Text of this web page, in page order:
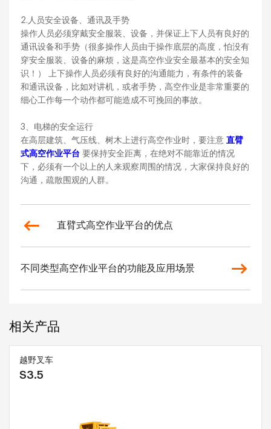
2.人员安全设备、通讯及手势
操作人员必须穿戴安全服装、设备，并保证上下人员有良好的
通讯设备和手势（很多操作人员由于操作底层的高度，怕没有
穿安全服装、设备的麻烦，这是高空作业安全最基本的安全知
识！） 上下操作人员必须有良好的沟通能力，有条件的装备
和通讯设备，比如对讲机，或者手势，高空作业是非常重要的
细心工作每一个动作都可能造成不可挽回的事故。
3、电梯的安全运行
在高层建筑、气压线、树木上进行高空作业时，要注意直臂
式高空作业平台 要保持安全距离，在绝对不能靠近的情况
下，必须有一个以上的人来观察周围的情况，大家保持良好的
沟通，疏散围观的人群。
直臂式高空作业平台的优点
不同类型高空作业平台的功能及应用场景
相关产品
越野叉车
S3.5